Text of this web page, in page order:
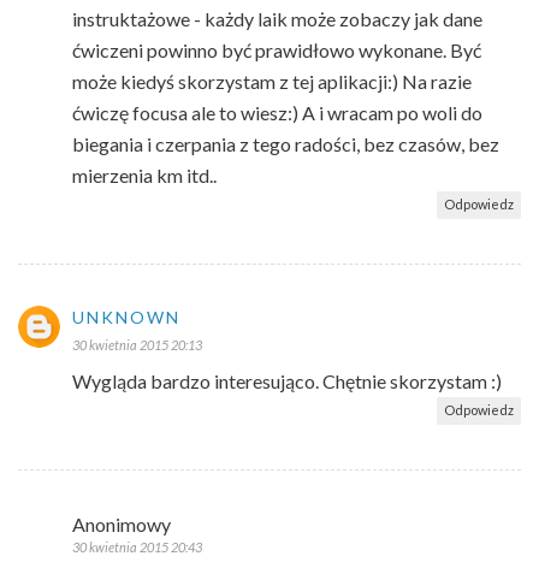
instruktażowe - każdy laik może zobaczy jak dane
ćwiczeni powinno być prawidłowo wykonane. Być
może kiedyś skorzystam z tej aplikacji:) Na razie
ćwiczę focusa ale to wiesz:) A i wracam po woli do
biegania i czerpania z tego radości, bez czasów, bez
mierzenia km itd..
Odpowiedz
UNKNOWN
30 kwietnia 2015 20:13
Wygląda bardzo interesująco. Chętnie skorzystam :)
Odpowiedz
Anonimowy
30 kwietnia 2015 20:43